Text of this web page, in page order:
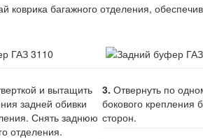
коврика багажного отделения,
и вытащить
задней обивки
Снять заднюю
отделения.
3. Отвернуть по
бокового крепления
сторон.